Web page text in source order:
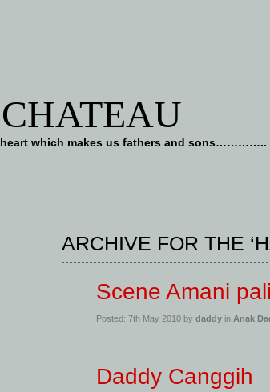
which makes us fathers and sons…………..
ARCHIVE FOR THE
Scene Amani
Posted: 7th May 2010 by daddy in Anak
Daddy Canggih